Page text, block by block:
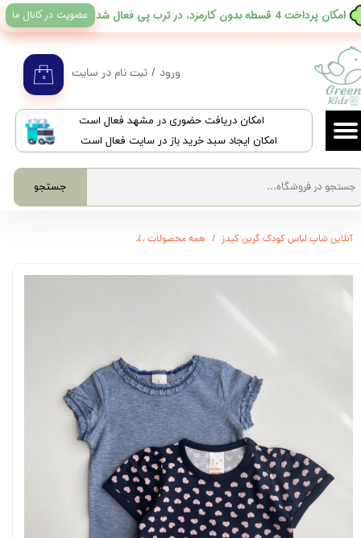
​امکان دریافت حضوری در مشهد فعال است
امکان ایجاد سبد خرید باز در سایت فعال است
جستجو
۰ ورود / ثبت نام در سایت
حساب کاربری من
تغییر گذر واژه
سفارشات
خروج از حساب کاربری
​امکان پرداخت 4 قسطه بدون کارمزد، در ترب پی فعال شد عضویت در کانال ما
آنلاین شاپ لباس کودک گرین کیدز همه محصولات